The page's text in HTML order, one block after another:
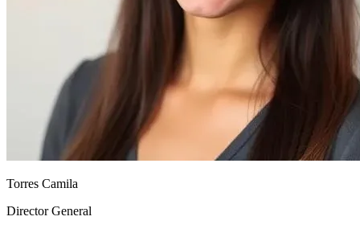
Torres Camila
Director General